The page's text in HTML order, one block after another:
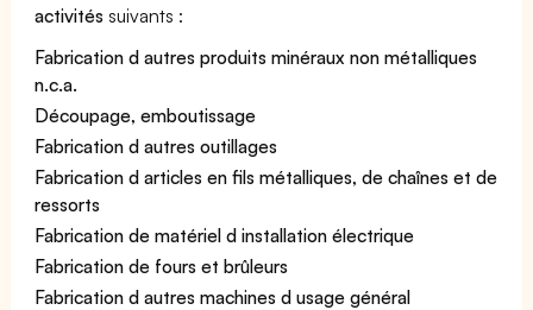
activités suivants :
Fabrication d autres produits minéraux non métalliques
n.c.a.
Découpage, emboutissage
Fabrication d autres outillages
Fabrication d articles en fils métalliques, de chaînes et de
ressorts
Fabrication de matériel d installation électrique
Fabrication de fours et brûleurs
Fabrication d autres machines d usage général